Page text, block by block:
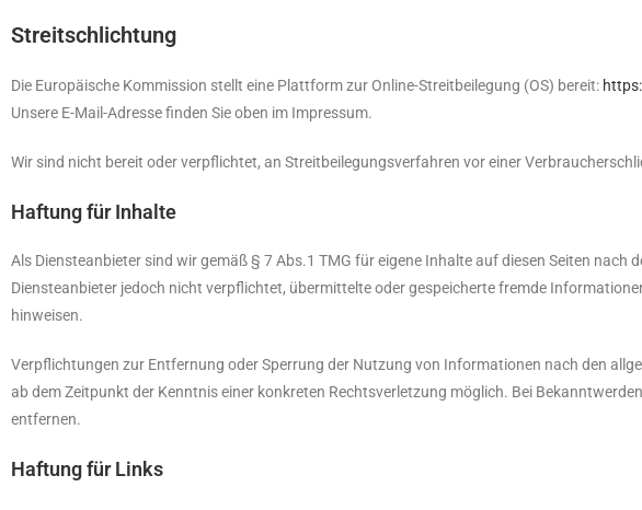
Streitschlichtung
Die Europäische Kommission stellt eine Plattform zur Online-Streitbeilegung (OS) bereit:
Unsere E-Mail-Adresse finden Sie oben im Impressum.
Wir sind nicht bereit oder verpflichtet, an Streitbeilegungsverfahren vor einer
Haftung für Inhalte
Als Diensteanbieter sind wir gemäß § 7 Abs.1 TMG für eigene Inhalte auf diesen Seiten
Diensteanbieter jedoch nicht verpflichtet, übermittelte oder gespeicherte fremde
hinweisen.
Verpflichtungen zur Entfernung oder Sperrung der Nutzung von Informationen nach den
ab dem Zeitpunkt der Kenntnis einer konkreten Rechtsverletzung möglich. Bei
entfernen.
Haftung für Links